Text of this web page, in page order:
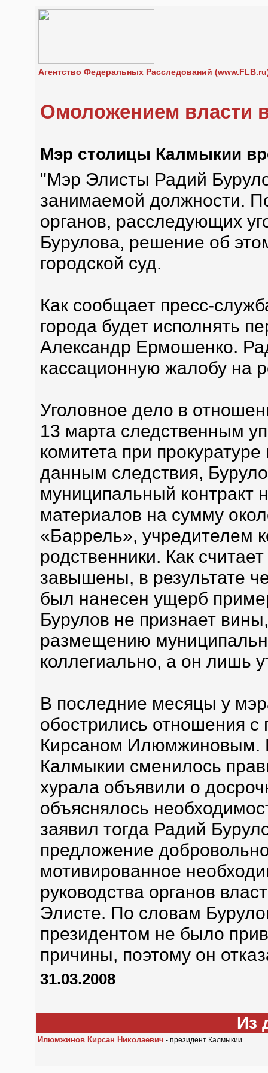
Агентство Федеральных Расследований
Омоложением власти
Мэр столицы Калмыкии
"Мэр Элисты Радий
занимаемой должности.
органов, расследующих
Бурулова, решение об
городской суд.
Как сообщает пресс-
города будет исполнять
Александр Ермошенко.
кассационную жалобу на
Уголовное дело в
13 марта cледственным
комитета при
данным следствия,
муниципальный контракт
материалов на сумму
«Баррель», учредителем
родственники. Как
завышены, в результате
был нанесен ущерб
Бурулов не признает
размещению
коллегиально, а он лишь
В последние месяцы у
обострились отношения с
Кирсаном Илюмжиновым.
Калмыкии сменилось
хурала объявили о
объяснялось
заявил тогда Радий
предложение добровольно
мотивированное
руководства органов
Элисте. По словам
президентом не было
причины, поэтому он
31.03.2008
Из
Илюмжинов Кирсан Николаевич - президент Калмыкии